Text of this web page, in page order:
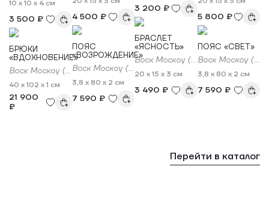
10 x 10 x 4 см
3 500 ₽
БРЮКИ
«ВДОХНОВЕНИЕ»
Воск Москоу (Vosk Moscow)
40 x 102 x 1 см
21 900
₽
4 500 ₽
ПОЯС
«ВОЗРОЖДЕНИЕ»
Воск Москоу (Vosk Moscow)
3,8 x 80 x 2 см
7 590 ₽
3 200 ₽
БРАСЛЕТ
«ЯСНОСТЬ»
Воск Москоу (Vosk Moscow)
20 x 15 x 3 см
3 490 ₽
5 800 ₽
ПОЯС «СВЕТ»
Воск Москоу (Vosk Moscow)
3,8 x 80 x 2 см
7 590 ₽
Перейти в каталог